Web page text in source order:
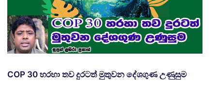
COP 30 හරහා තව දුරටත් මුතුවන දේශගුණ උණුසුම